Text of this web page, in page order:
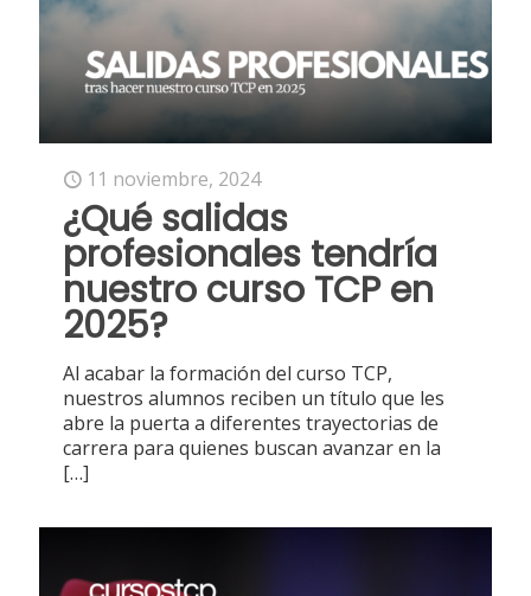
11 noviembre, 2024
¿Qué salidas
profesionales tendría
nuestro curso TCP en
2025?
Al acabar la formación del curso TCP,
nuestros alumnos reciben un título que les
abre la puerta a diferentes trayectorias de
carrera para quienes buscan avanzar en la
[…]